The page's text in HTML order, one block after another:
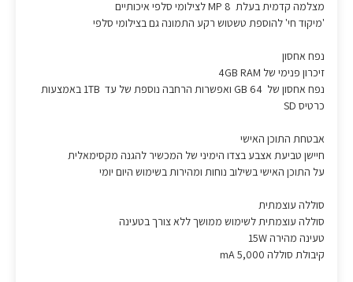
מצלמה קדמית בעלת 8 MP לצילומי סלפי איכותיים
'מיקוד חי' להוספת טשטוש רקע התמונה גם בצילומי סלפי
נפח אחסון
זיכרון פנימי של 4GB RAM
נפח אחסון של 64 GB ואפשרות הרחבה נוספת של עד 1TB באמצעות
כרטיס SD
אבטחת התוכן האישי
חיישן טביעת אצבע בצדו הימיני של המכשיר להגנה מקסימאלית
על התוכן האישי בשילוב נוחות ומהירות בשימוש היום יומי
סוללה עוצמתית
סוללה עוצמתית לשימוש ממושך ללא צורך בטעינה
טעינה מהירה 15W
קיבולת סוללה 5,000 mA